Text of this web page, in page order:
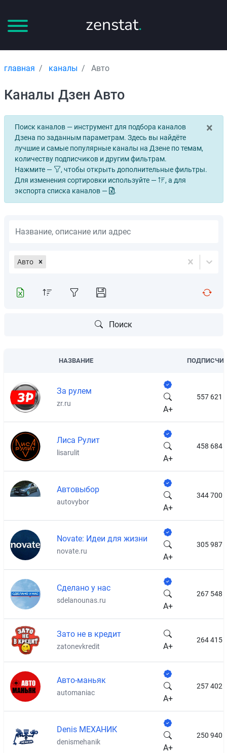
zenstat.
главная каналы Авто
Каналы Дзен Авто
×
Поиск каналов — инструмент для подбора каналов
Дзена по заданным параметрам. Здесь вы найдёте
лучшие и самые популярные каналы на Дзене по темам,
количеству подписчиков и другим фильтрам.
Нажмите —
, чтобы открыть дополнительные фильтры.
Для изменения сортировки используйте —
, а для
экспорта списка каналов —
.
Авто
Поиск
НАЗВАНИЕ
За рулем
zr.ru
A+
557 621
Лиса Рулит
lisarulit
A+
458 684
Автовыбор
autovybor
A+
344 700
Novate: Идеи для жизни
novate.ru
A+
305 987
Сделано у нас
sdelanounas.ru
A+
267 548
Зато не в кредит
zatonevkredit A+
264 415
Авто-маньяк
automaniac
A+
257 402
Denis МЕХАНИК
denismehanik
A+
250 940